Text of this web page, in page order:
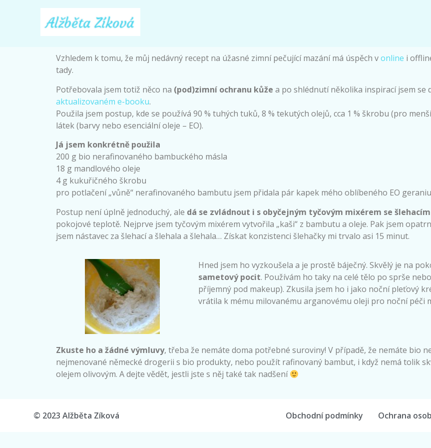
Vzhledem k tomu, že můj nedávný recept na úžasné zimní pečující mazání má úspěch vonline i
tady.
Potřebovala jsem totiž něco na (pod)zimní ochranu kůže a po shlédnutí několika inspirací jsem
aktualizovaném e-booku.
Použila jsem postup, kde se používá 90 % tuhých tuků, 8 % tekutých olejů, cca 1 % škrobu (pro
látek (barvy nebo esenciální oleje – EO).
Já jsem konkrétně použila
200 g bio nerafinovaného bambuckého másla
18 g mandlového oleje
4 g kukuřičného škrobu
pro potlačení „vůně“ nerafinovaného bambutu jsem přidala pár kapek mého oblíbeného EO
Postup není úplně jednoduchý, ale dá se zvládnout i s obyčejným tyčovým mixérem se
pokojové teplotě. Nejprve jsem tyčovým mixérem vytvořila „kaši“ z bambutu a oleje. Pak jsem
jsem nástavec za šlehací a šlehala a šlehala… Získat konzistenci šlehačky mi trvalo asi 15 minut.
Hned jsem ho vyzkoušela a je prostě báječný. Skvělý je na
sametový pocit. Používám ho taky na celé tělo po sprše
příjemný pod makeup). Zkusila jsem ho i jako noční pleťový
vrátila k mému milovanému arganovému oleji pro noční péči
Zkuste ho a žádné výmluvy, třeba že nemáte doma potřebné suroviny! V případě, že nemáte bio
nejmenované německé drogerii s bio produkty, nebo použít rafinovaný bambut, i když nemá tolik
olejem olivovým. A dejte vědět, jestli jste s něj také tak nadšení
Obchodní podmínky Ochrana
© 2023 Alžběta Zíková